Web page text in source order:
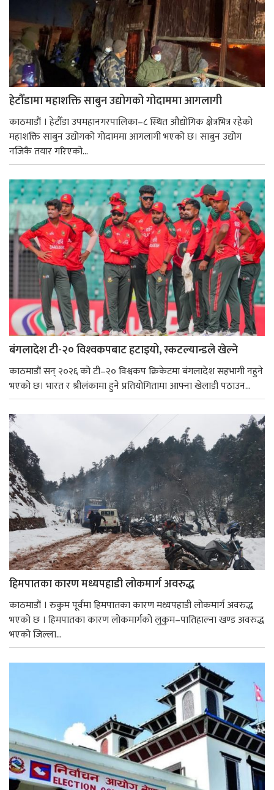
हेटौँडामा महाशक्ति साबुन उद्योगको गोदाममा आगलागी
काठमाडाैं । हेटौँडा उपमहानगरपालिका–८ स्थित औद्योगिक क्षेत्रभित्र रहेको
महाशक्ति साबुन उद्योगको गोदाममा आगलागी भएको छ। साबुन उद्योग
नजिकै तयार गरिएको...
बंगलादेश टी-२० विश्‍वकपबाट हटाइयो, स्कटल्यान्डले खेल्ने
काठमाडाैं सन् २०२६ को टी–२० विश्वकप क्रिकेटमा बंगलादेश सहभागी नहुने
भएको छ। भारत र श्रीलंकामा हुने प्रतियोगितामा आफ्ना खेलाडी पठाउन...
हिमपातका कारण मध्यपहाडी लोकमार्ग अवरुद्ध
काठमाडाैं । रुकुम पूर्वमा हिमपातका कारण मध्यपहाडी लोकमार्ग अवरुद्ध
भएको छ । हिमपातका कारण लोकमार्गको लुकुम–पातिहाल्ना खण्ड अवरुद्ध
भएको जिल्ला...